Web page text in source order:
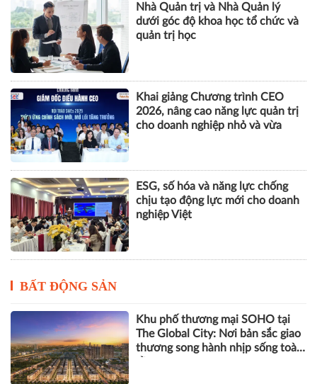
Nhà Quản trị và Nhà Quản lý
dưới góc độ khoa học tổ chức và
quản trị học
Khai giảng Chương trình CEO
2026, nâng cao năng lực quản trị
cho doanh nghiệp nhỏ và vừa
ESG, số hóa và năng lực chống
chịu tạo động lực mới cho doanh
nghiệp Việt
BẤT ĐỘNG SẢN
Khu phố thương mại SOHO tại
The Global City: Nơi bản sắc giao
thương song hành nhịp sống toàn